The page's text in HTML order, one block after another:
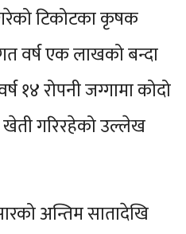
टिकोटका कृषक
वर्ष एक लाखको बन्दा
रोपनी जग्गामा कोदो
गरिरहेको उल्लेख
अन्तिम सातादेखि